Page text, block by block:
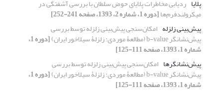
پلایا ردیابی مخاطرات پلایای حوض سلطان با بررسی آشفتگی در
میکرولندفرم‌ها[دوره 1، شماره 2، 1393، صفحه 241-252]
پیش‌بینی زلزله امکان‌سنجی پیش‌بینی زلزله توسط بررسی
پیش‌نشانگر b-value (مطالعۀ موردی: زلزلۀ سیلاخور ایران) [دوره 1،
شماره 1، 1393، صفحه 111-125]
پیش‌نشانگرها امکان‌سنجی پیش‌بینی زلزله توسط بررسی
پیش‌نشانگر b-value (مطالعۀ موردی: زلزلۀ سیلاخور ایران) [دوره 1،
شماره 1، 1393، صفحه 111-125]